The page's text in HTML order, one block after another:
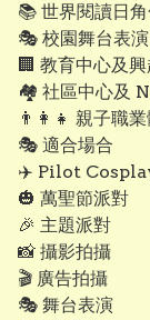
📚 世界閱讀日
🎭 校園舞台表演
🏢 教育中心及
🏘 社區中心及
👨‍👩‍👧 親子職
🎭 適合場合
✈️ Pilot
🎃 萬聖節派對
🎉 主題派對
📸 攝影拍攝
🎬 廣告拍攝
🎭 舞台表演